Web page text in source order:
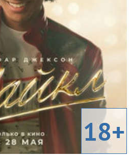
18+